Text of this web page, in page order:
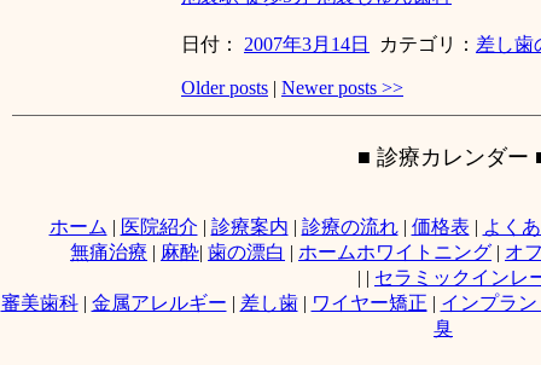
日付： 2007年3月14日 カテゴリ： 差し歯
Older posts | Newer posts >>
■ 診療カレンダー
ホーム | 医院紹介 | 診療案内 | 診療の流れ| 価格表 | よく
無痛治療 | 麻酔| 歯の漂白 | ホームホワイトニング | オ
| | セラミックインレ
審美歯科| 金属アレルギー | 差し歯| ワイヤー矯正 | インプラ
臭